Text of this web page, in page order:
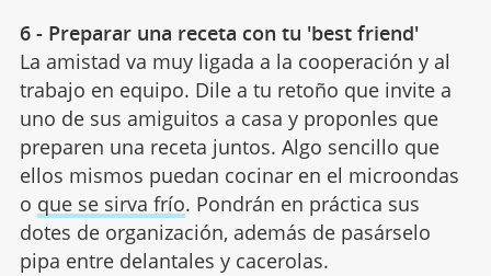
6 - Preparar una receta con tu 'best friend'
La amistad va muy ligada a la cooperación y al
trabajo en equipo. Dile a tu retoño que invite a
uno de sus amiguitos a casa y proponles que
preparen una receta juntos. Algo sencillo que
ellos mismos puedan cocinar en el microondas
o que se sirva frío. Pondrán en práctica sus
dotes de organización, además de pasárselo
pipa entre delantales y cacerolas.